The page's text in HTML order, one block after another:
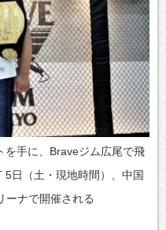
を手に、Braveジム広尾で飛
日（土・現地時間）、中国
ーナで開催される